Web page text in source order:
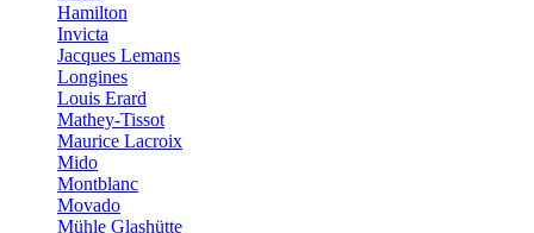
Hamilton
Invicta
Jacques Lemans
Longines
Louis Erard
Mathey-Tissot
Maurice Lacroix
Mido
Montblanc
Movado
Mühle Glashütte